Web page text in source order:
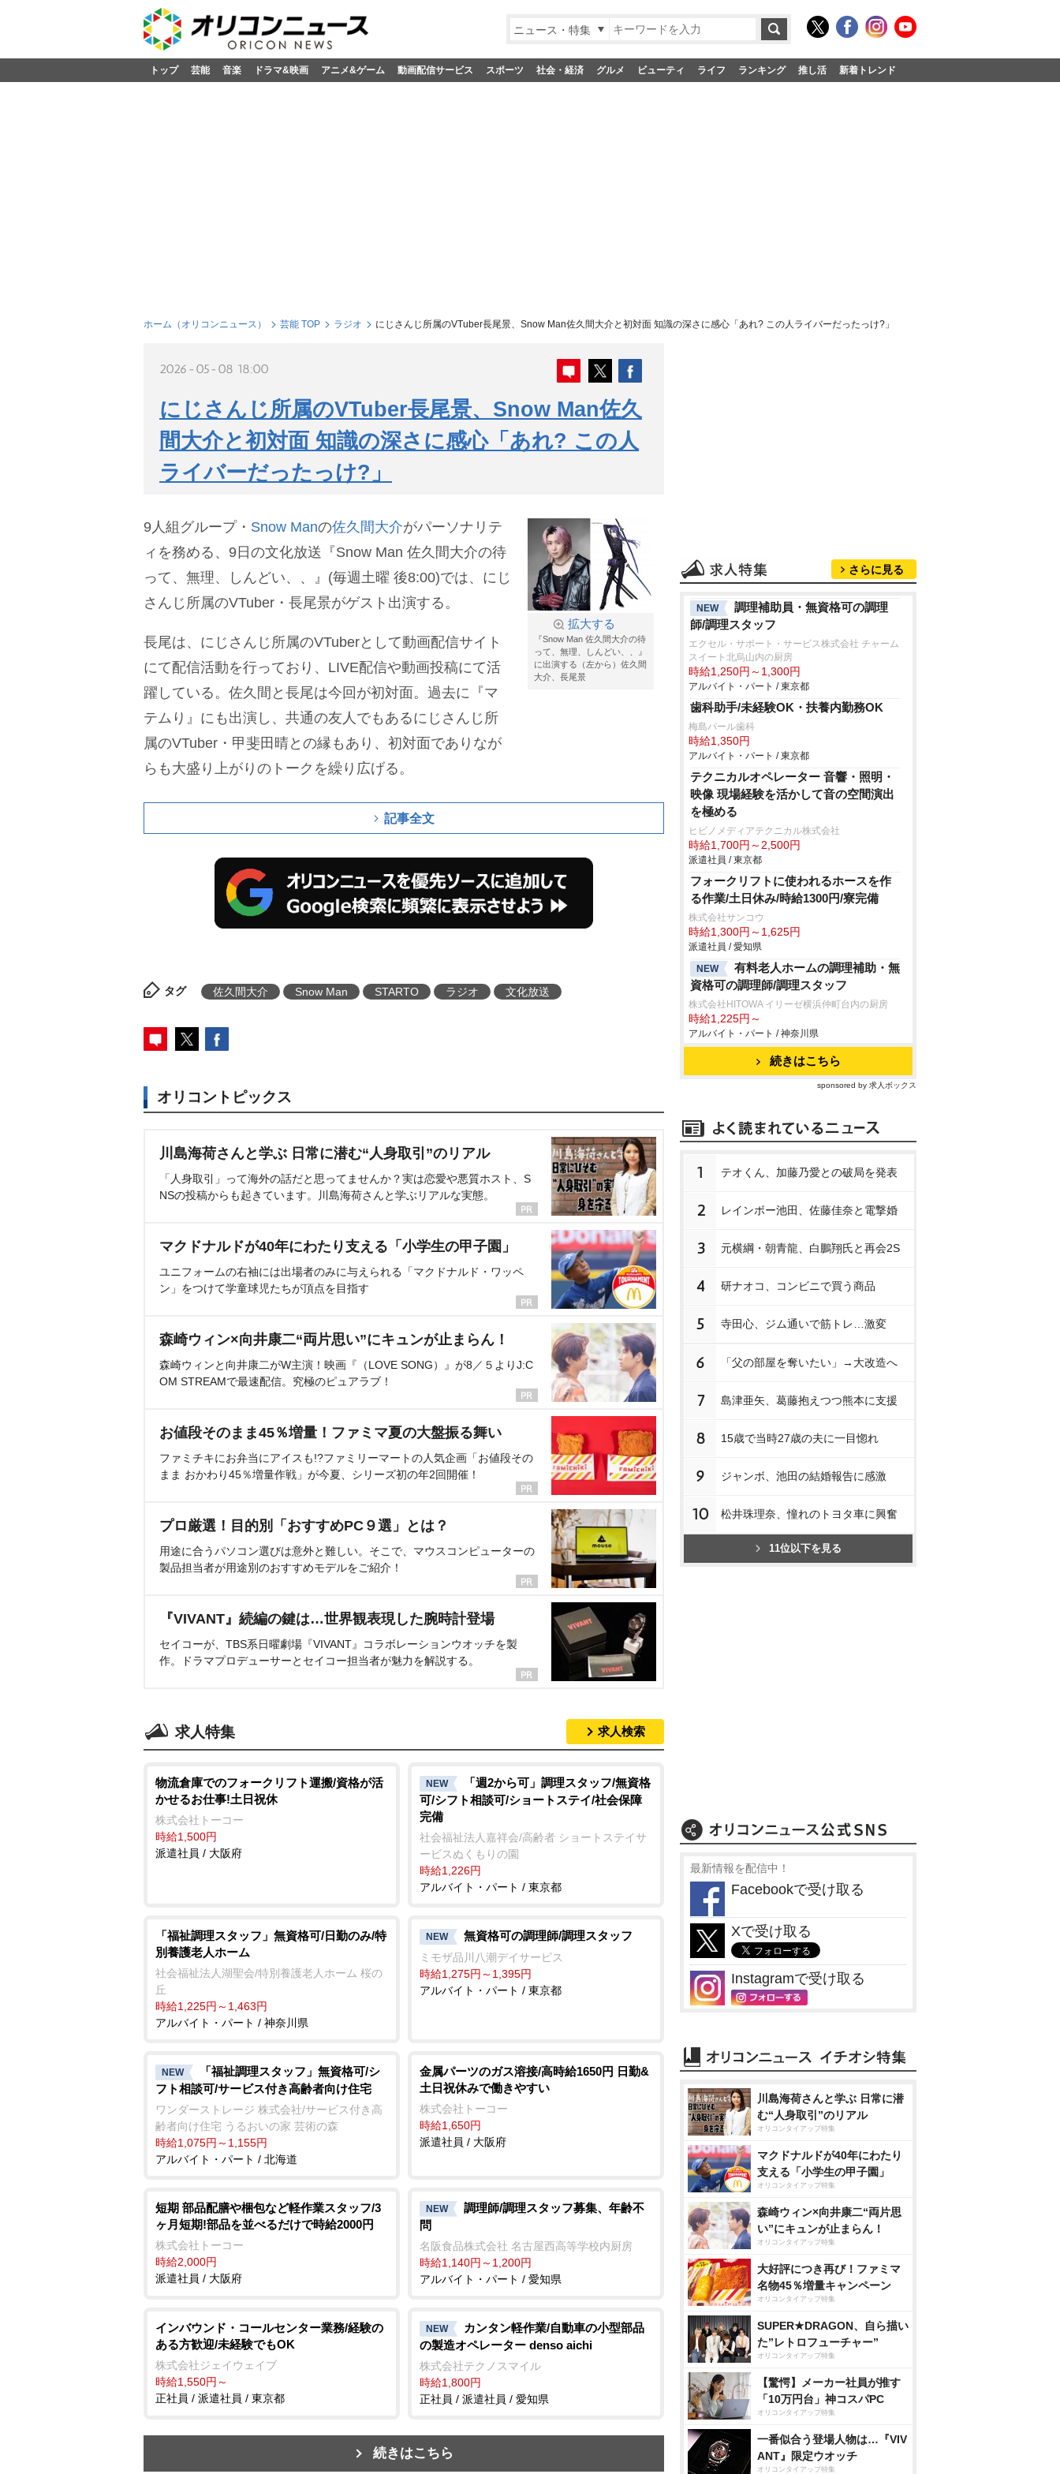
ニュース・特集
トップ 芸能 音楽 ドラマ&映画 アニメ&ゲーム 動画配信サービス スポーツ 社会・経済 グルメ ビューティ ライフ ランキング 推し活 新着トレンド
ホーム（オリコンニュース） 芸能 TOP ラジオ にじさんじ所属のVTuber長尾景、Snow Man佐久間大介と初対面 知識の深さに感心「あれ? この人ライバーだったっけ?」
2026-05-08 18:00
にじさんじ所属のVTuber長尾景、Snow Man佐久
間大介と初対面 知識の深さに感心「あれ? この人
ライバーだったっけ?」
拡大する
『Snow Man 佐久間大介の待
って、無理、しんどい、、』
に出演する（左から）佐久間
大介、長尾景
9人組グループ・ Snow Manの佐久間大介がパーソナリテ
ィを務める、9日の文化放送『Snow Man 佐久間大介の待
って、無理、しんどい、、』(毎週土曜 後8:00)では、にじ
さんじ所属のVTuber・長尾景がゲスト出演する。
長尾は、にじさんじ所属のVTuberとして動画配信サイト
にて配信活動を行っており、LIVE配信や動画投稿にて活
躍している。佐久間と長尾は今回が初対面。過去に『マ
テムり』にも出演し、共通の友人でもあるにじさんじ所
属のVTuber・甲斐田晴との縁もあり、初対面でありなが
らも大盛り上がりのトークを繰り広げる。
記事全文
タグ 佐久間大介 Snow Man STARTO ラジオ 文化放送
オリコントピックス
川島海荷さんと学ぶ 日常に潜む“人身取引”のリアル
「人身取引」って海外の話だと思ってませんか？実は恋愛や悪質ホスト、S
NSの投稿からも起きています。川島海荷さんと学ぶリアルな実態。
マクドナルドが40年にわたり支える「小学生の甲子園」
ユニフォームの右袖には出場者のみに与えられる「マクドナルド・ワッペ
ン」をつけて学童球児たちが頂点を目指す
森崎ウィン×向井康二“両片思い”にキュンが止まらん！
森崎ウィンと向井康二がW主演！映画『（LOVE SONG）』が8／５よりJ:C
OM STREAMで最速配信。究極のピュアラブ！
お値段そのまま45％増量！ファミマ夏の大盤振る舞い
ファミチキにお弁当にアイスも!?ファミリーマートの人気企画「お値段その
まま おかわり45％増量作戦」が今夏、シリーズ初の年2回開催！
プロ厳選！目的別「おすすめPC９選」とは？
用途に合うパソコン選びは意外と難しい。そこで、マウスコンピューターの
製品担当者が用途別のおすすめモデルをご紹介！
『VIVANT』続編の鍵は…世界観表現した腕時計登場
セイコーが、TBS系日曜劇場『VIVANT』コラボレーションウオッチを製
作。ドラマプロデューサーとセイコー担当者が魅力を解説する。
求人特集 求人検索
物流倉庫でのフォークリフト運搬/資格が活
かせるお仕事!土日祝休
株式会社トーコー
時給1,500円
派遣社員 / 大阪府
NEW
「週2から可」調理スタッフ/無資格
可/シフト相談可/ショートステイ/社会保障
完備
社会福祉法人嘉祥会/高齢者 ショートステイサ
ービスぬくもりの園
時給1,226円
アルバイト・パート / 東京都
「福祉調理スタッフ」無資格可/日勤のみ/特
別養護老人ホーム
社会福祉法人湖聖会/特別養護老人ホーム 桜の
丘
時給1,225円～1,463円
アルバイト・パート / 神奈川県
NEW 無資格可の調理師/調理スタッフ
ミモザ品川八潮デイサービス
時給1,275円～1,395円
アルバイト・パート / 東京都
NEW
「福祉調理スタッフ」無資格可/シ
フト相談可/サービス付き高齢者向け住宅
ワンダーストレージ 株式会社/サービス付き高
齢者向け住宅 うるおいの家 芸術の森
時給1,075円～1,155円
アルバイト・パート / 北海道
金属パーツのガス溶接/高時給1650円 日勤&
土日祝休みで働きやすい
株式会社トーコー
時給1,650円
派遣社員 / 大阪府
短期 部品配膳や梱包など軽作業スタッフ/3
ヶ月短期!部品を並べるだけで時給2000円
株式会社トーコー
時給2,000円
派遣社員 / 大阪府
NEW
調理師/調理スタッフ募集、年齢不
問
名阪食品株式会社 名古屋西高等学校内厨房
時給1,140円～1,200円
アルバイト・パート / 愛知県
インバウンド・コールセンター業務/経験の
ある方歓迎/未経験でもOK
株式会社ジェイウェイブ
時給1,550円～
正社員 / 派遣社員 / 東京都
NEW
カンタン軽作業/自動車の小型部品
の製造オペレーター denso aichi
株式会社テクノスマイル
時給1,800円
正社員 / 派遣社員 / 愛知県
続きはこちら
さらに見る
NEW
調理補助員・無資格可の調理
師/調理スタッフ
エクセル・サポート・サービス株式会社 チャーム
スイート北烏山内の厨房
時給1,250円～1,300円
アルバイト・パート / 東京都
歯科助手/未経験OK・扶養内勤務OK
梅島パール歯科
時給1,350円
アルバイト・パート / 東京都
テクニカルオペレーター 音響・照明・
映像 現場経験を活かして音の空間演出
を極める
ヒビノメディアテクニカル株式会社
時給1,700円～2,500円
派遣社員 / 東京都
フォークリフトに使われるホースを作
る作業/土日休み/時給1300円/寮完備
株式会社サンコウ
時給1,300円～1,625円
派遣社員 / 愛知県
NEW
有料老人ホームの調理補助・無
資格可の調理師/調理スタッフ
株式会社HITOWA イリーゼ横浜仲町台内の厨房
時給1,225円～
アルバイト・パート / 神奈川県
続きはこちら
sponsored by 求人ボックス
1 テオくん、加藤乃愛との破局を発表
2 レインボー池田、佐藤佳奈と電撃婚
3 元横綱・朝青龍、白鵬翔氏と再会2S
4 研ナオコ、コンビニで買う商品
5 寺田心、ジム通いで筋トレ…激変
6 「父の部屋を奪いたい」→大改造へ
7 島津亜矢、葛藤抱えつつ熊本に支援
8 15歳で当時27歳の夫に一目惚れ
9 ジャンボ、池田の結婚報告に感激
10 松井珠理奈、憧れのトヨタ車に興奮
11位以下を見る
最新情報を配信中！
Facebookで受け取る
Xで受け取る
Instagramで受け取る
川島海荷さんと学ぶ 日常に潜
む“人身取引”のリアル
オリコンタイアップ特集
マクドナルドが40年にわたり
支える「小学生の甲子園」
オリコンタイアップ特集
森崎ウィン×向井康二“両片思
い”にキュンが止まらん！
オリコンタイアップ特集
大好評につき再び！ファミマ
名物45％増量キャンペーン
オリコンタイアップ特集
SUPER★DRAGON、自ら描い
た”レトロフューチャー”
オリコンタイアップ特集
【驚愕】メーカー社員が推す
「10万円台」神コスパPC
オリコンタイアップ特集
一番似合う登場人物は…『VIV
ANT』限定ウオッチ
オリコンタイアップ特集